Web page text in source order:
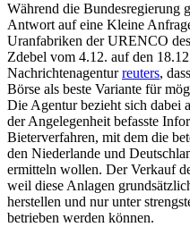
Während die Bundesregierung
Antwort auf eine Kleine
Uranfabriken der URENCO
Zdebel vom 4.12. auf den
Nachrichtenagenturreuters,
Börse als beste Variante für
Die Agentur bezieht sich dabei
der Angelegenheit befasste
Bieterverfahren, mit dem die
den Niederlande und
ermitteln wollen. Der Verkauf
weil diese Anlagen
herstellen und nur unter
betrieben werden können.